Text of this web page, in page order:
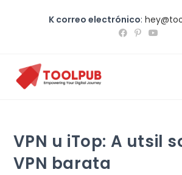
K correo electrónico:
VPN u iTop: A utsil
VPN barata